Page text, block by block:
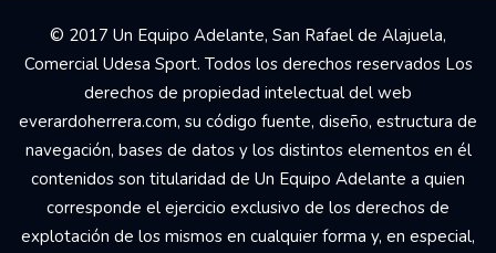
© 2017 Un Equipo Adelante, San Rafael de Alajuela,
Comercial Udesa Sport. Todos los derechos reservados Los
derechos de propiedad intelectual del web
everardoherrera.com, su código fuente, diseño, estructura de
navegación, bases de datos y los distintos elementos en él
contenidos son titularidad de Un Equipo Adelante a quien
corresponde el ejercicio exclusivo de los derechos de
explotación de los mismos en cualquier forma y, en especial,